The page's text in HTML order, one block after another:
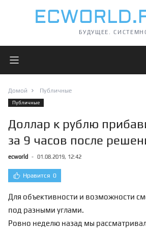
БУДУЩЕЕ.
Открыть главное меню
Домой Публичные
Публичные
Доллар к рублю
за 9 часов после
ecworld - 01.08.2019, 12:42
Нравится 0
Для объективности и возможности
под разными углами.
Ровно неделю назад мы